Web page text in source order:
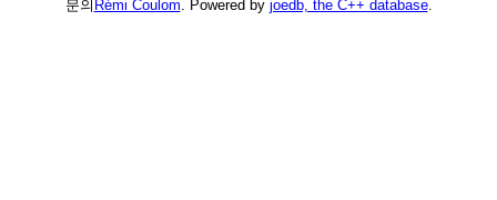
문의 Rémi Coulom . Powered by joedb, the C++ database.